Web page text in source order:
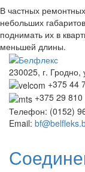
В частных
небольших
поднимать их в
меньшей длины.
230025, г. Гродно,
+375 44
+375 29 810
Телефон: (0152)
Email: